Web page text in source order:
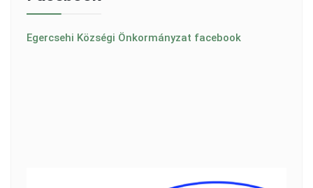
Egercsehi Községi Önkormányzat facebook